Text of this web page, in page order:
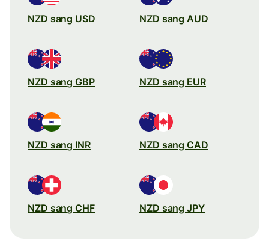
NZD sang USD NZD sang AUD
NZD sang GBP NZD sang EUR
NZD sang INR NZD sang CAD
NZD sang CHF NZD sang JPY